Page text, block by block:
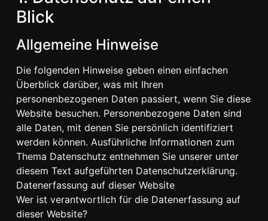
Blick
Allgemeine Hinweise
Die folgenden Hinweise geben einen einfachen
Überblick darüber, was mit Ihren
personenbezogenen Daten passiert, wenn Sie diese
Website besuchen. Personenbezogene Daten sind
alle Daten, mit denen Sie persönlich identifiziert
werden können. Ausführliche Informationen zum
Thema Datenschutz entnehmen Sie unserer unter
diesem Text aufgeführten Datenschutzerklärung.
Datenerfassung auf dieser Website
Wer ist verantwortlich für die Datenerfassung auf
dieser Website?